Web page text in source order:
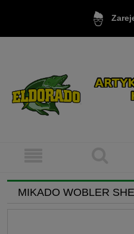
MIKADO WOBLER